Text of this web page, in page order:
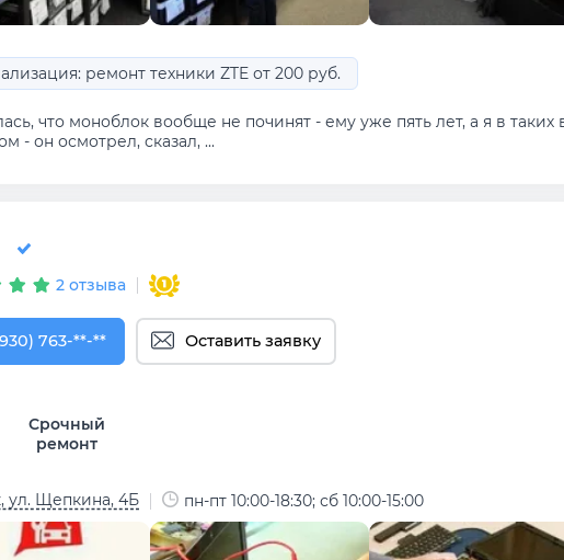
ремонт техники ZTE от 200 руб.
что моноблок вообще не починят - ему уже пять лет, а я в
- он осмотрел, сказал, ...
2 отзыва
763-52-42
763-**-** Оставить заявку
Срочный
ремонт
ул. Щепкина, 4Б пн-пт 10:00-18:30; сб 10:00-15:00